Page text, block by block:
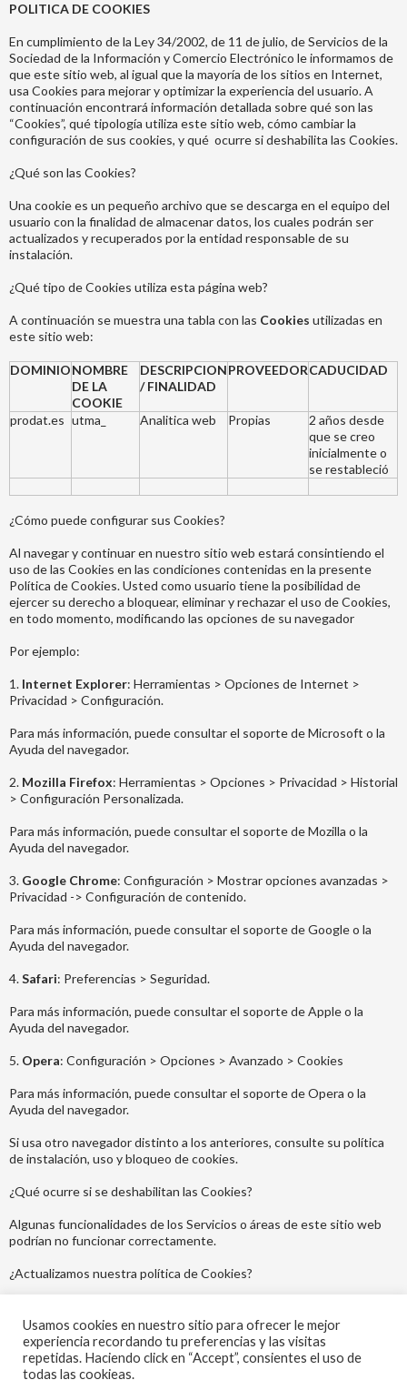
POLITICA DE COOKIES
En cumplimiento de la Ley 34/2002, de 11 de julio, de Servicios de la
Sociedad de la Información y Comercio Electrónico le informamos de
que este sitio web, al igual que la mayoría de los sitios en Internet,
usa Cookies para mejorar y optimizar la experiencia del usuario. A
continuación encontrará información detallada sobre qué son las
“Cookies”, qué tipología utiliza este sitio web, cómo cambiar la
configuración de sus cookies, y qué ocurre si deshabilita las Cookies.
¿Qué son las Cookies?
Una cookie es un pequeño archivo que se descarga en el equipo del
usuario con la finalidad de almacenar datos, los cuales podrán ser
actualizados y recuperados por la entidad responsable de su
instalación.
¿Qué tipo de Cookies utiliza esta página web?
A continuación se muestra una tabla con las Cookies utilizadas en
este sitio web:
DOMINIONOMBRE
DE LA
COOKIE
DESCRIPCION
/ FINALIDAD
PROVEEDORCADUCIDAD
prodat.es utma_ Analitica web Propias
2 años desde
que se creo
inicialmente o
se restableció
¿Cómo puede configurar sus Cookies?
Al navegar y continuar en nuestro sitio web estará consintiendo el
uso de las Cookies en las condiciones contenidas en la presente
Política de Cookies. Usted como usuario tiene la posibilidad de
ejercer su derecho a bloquear, eliminar y rechazar el uso de Cookies,
en todo momento, modificando las opciones de su navegador
Por ejemplo:
1. Internet Explorer: Herramientas > Opciones de Internet >
Privacidad > Configuración.
Para más información, puede consultar el soporte de Microsoft o la
Ayuda del navegador.
2. Mozilla Firefox: Herramientas > Opciones > Privacidad > Historial
> Configuración Personalizada.
Para más información, puede consultar el soporte de Mozilla o la
Ayuda del navegador.
3. Google Chrome: Configuración > Mostrar opciones avanzadas >
Privacidad -> Configuración de contenido.
Para más información, puede consultar el soporte de Google o la
Ayuda del navegador.
4.Safari: Preferencias > Seguridad.
Para más información, puede consultar el soporte de Apple o la
Ayuda del navegador.
5. Opera: Configuración > Opciones > Avanzado > Cookies
Para más información, puede consultar el soporte de Opera o la
Ayuda del navegador.
Si usa otro navegador distinto a los anteriores, consulte su política
de instalación, uso y bloqueo de cookies.
¿Qué ocurre si se deshabilitan las Cookies?
Algunas funcionalidades de los Servicios o áreas de este sitio web
podrían no funcionar correctamente.
¿Actualizamos nuestra política de Cookies?
web, por ello, le recomendamos revisar esta política cada vez que
acceda a nuestro sitio web con el objetivo de estar adecuadamente
informado sobre cómo y para que usamos las Cookies.
Usamos cookies en nuestro sitio para ofrecer le mejor
experiencia recordando tu preferencias y las visitas
repetidas. Haciendo click en “Accept”, consientes el uso de
todas las cookieas.